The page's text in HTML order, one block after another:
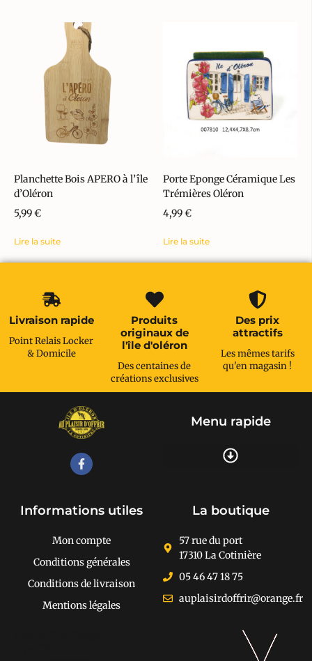
Planchette Bois APERO à l’île
d’Oléron
5,99€
Lire la suite
Porte Eponge Céramique Les
Trémières Oléron
4,99€
Lire la suite
Livraison rapide
Point Relais Locker
& Domicile
Produits
originaux de
l'île d'oléron
Des centaines de
créations exclusives
Des prix
attractifs
Les mêmes tarifs
qu'en magasin !
Menu rapide
Informations utiles
Mon compte
Conditions générales
Conditions de livraison
Mentions légales
La boutique
57 rue du port
17310 La Cotinière
05 46 47 18 75
auplaisirdoffrir@orange.fr